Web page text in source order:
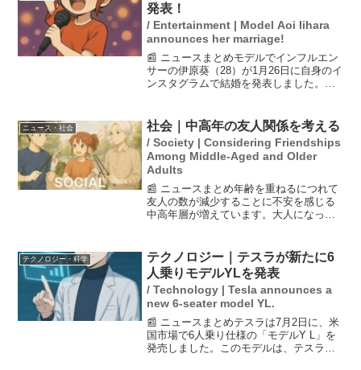
発表！
/ Entertainment | Model Aoi Iihara
announces her marriage!
📰 ニュースまとめモデルでインフルエン
サーの伊原葵（28）が1月26日に自身のイ
ンスタグラムで結婚を発表しました。彼
くの祝福の声が寄せられています。ファ
ン...
ニュース・社会 社会｜中高年の友人関係を考える
/ Society | Considering Friendships
Among Middle-Aged and Older
Adults
📰 ニュースまとめ年齢を重ねるにつれて
友人の数が減少することに不安を感じる
中高年層が増えています。大人になって
本田周二教授が指摘しています。彼は、
友達を作る際には焦らず...
テクノロジー・科学
テクノロジー｜テスラが新たに6
人乗りモデルYLを発表
/ Technology | Tesla announces a
new 6-seater model YL.
📰 ニュースまとめテスラは7月2日に、米
国市場で6人乗り仕様の「モデルY L」を
発売しました。このモデルは、テスラの